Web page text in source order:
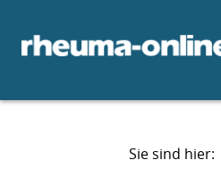
Sie sind hier: